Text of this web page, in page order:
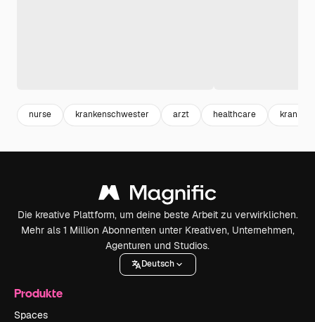
nurse krankenschwester arzt healthcare
Die kreative Plattform, um deine beste Arbeit zu verwirklichen.
Mehr als 1 Million Abonnenten unter Kreativen, Unternehmen,
Agenturen und Studios.
Deutsch
Produkte
Spaces